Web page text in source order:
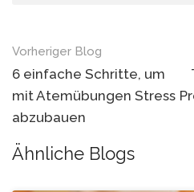
Blog
Navigation
Vorheriger Blog
6 einfache Schritte, um
mit Atemübungen Stress
abzubauen
Ähnliche Blogs